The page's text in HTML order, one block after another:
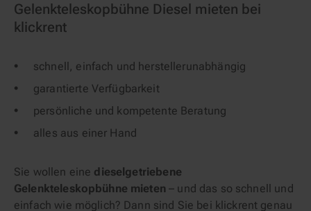
Gelenkteleskopbühne Diesel mieten bei
klickrent
schnell, einfach und herstellerunabhängig
garantierte Verfügbarkeit
persönliche und kompetente Beratung
alles aus einer Hand
Sie wollen eine dieselgetriebene
Gelenkteleskopbühne mieten – und das so schnell und
einfach wie möglich? Dann sind Sie bei klickrent genau